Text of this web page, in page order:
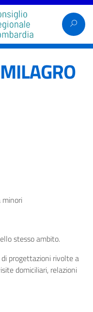
minori
stesso ambito.
progettazioni rivolte a
domiciliari, relazioni